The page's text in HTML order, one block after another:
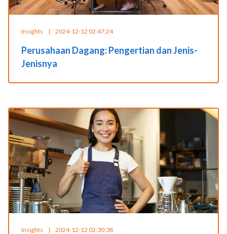
Insights | 2024-12-12 02:47:24
Perusahaan Dagang: Pengertian dan Jenis-
Jenisnya
Insights | 2024-12-12 02:30:38